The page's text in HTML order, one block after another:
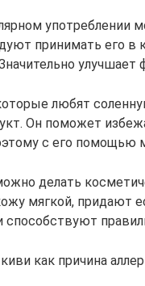
употреблении
принимать его в
любят
Он поможет
с его помощью
делать
мягкой, придают
способствуют
как причина